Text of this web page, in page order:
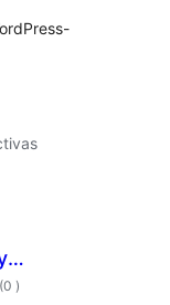
(0 classificações
)